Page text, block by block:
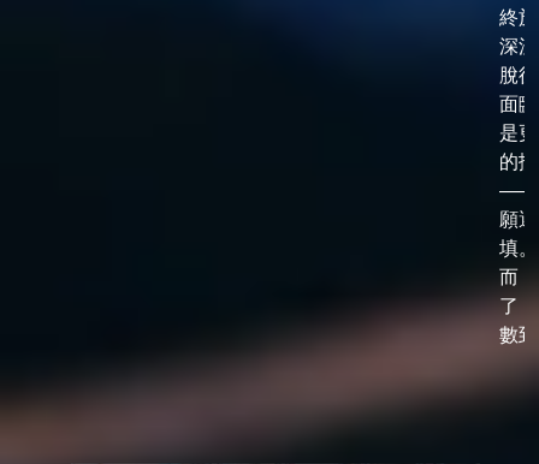
終
深
脫
面
是
的
——
願選
填
而
了
數